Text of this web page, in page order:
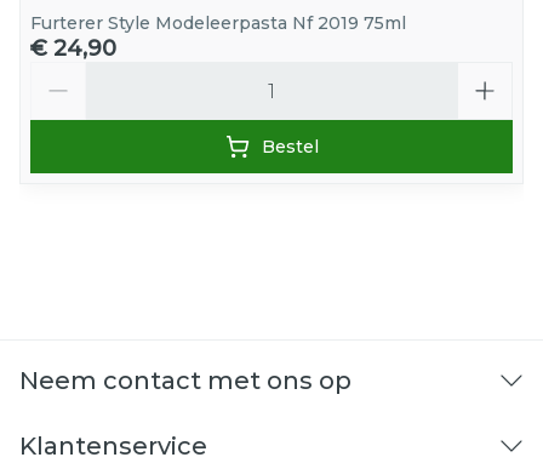
Furterer Style Modeleerpasta Nf 2019 75ml
€ 24,90
Bestel
Neem contact met ons op
Klantenservice